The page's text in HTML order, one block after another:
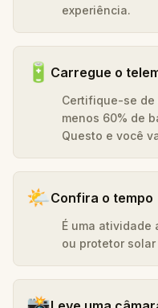
experiência.
🔋 Carregue o
Certifique-se de
menos 60% de
Questo e você
🌤️Confira o tempo
É uma atividade
ou protetor